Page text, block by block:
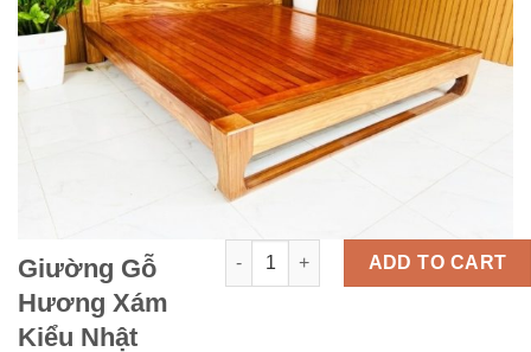
Giường Gỗ
Hương Xám
Kiểu Nhật
Giường Gỗ Hương Xám Kiểu Nhật
ADD TO CART